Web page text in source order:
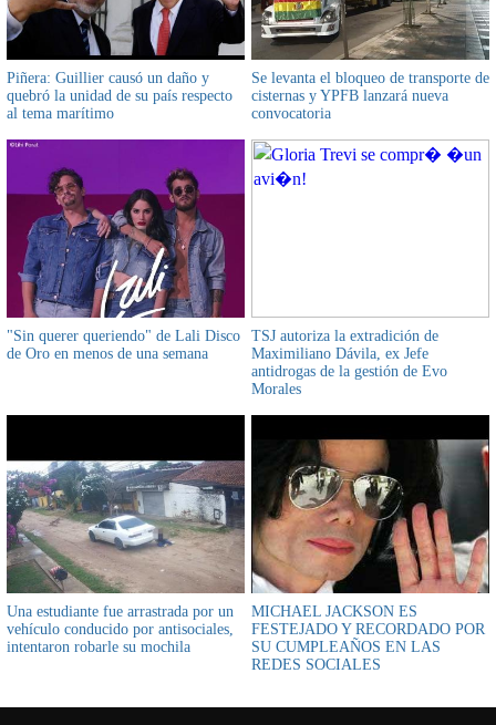
Piñera: Guillier causó un daño y
quebró la unidad de su país respecto
al tema marítimo
Se levanta el bloqueo de transporte de
cisternas y YPFB lanzará nueva
convocatoria
"Sin querer queriendo" de Lali Disco
de Oro en menos de una semana
TSJ autoriza la extradición de
Maximiliano Dávila, ex Jefe
antidrogas de la gestión de Evo
Morales
Una estudiante fue arrastrada por un
vehículo conducido por antisociales,
intentaron robarle su mochila
MICHAEL JACKSON ES
FESTEJADO Y RECORDADO POR
SU CUMPLEAÑOS EN LAS
REDES SOCIALES